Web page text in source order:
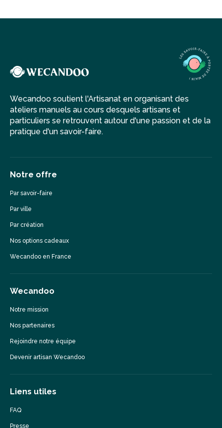
Wecandoo soutient l'Artisanat en organisant des
ateliers manuels au cours desquels artisans et
particuliers se retrouvent autour d'une passion et de la
pratique d'un savoir-faire.
Notre offre
Par savoir-faire
Par ville
Par création
Nos options cadeaux
Wecandoo en France
Wecandoo
Notre mission
Nos partenaires
Rejoindre notre équipe
Devenir artisan Wecandoo
Liens utiles
FAQ
Presse